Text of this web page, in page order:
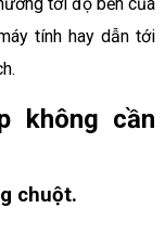
tính hay dẫn tới
không cần
chuột.